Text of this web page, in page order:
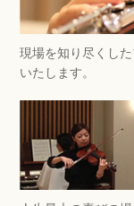
現場を知り尽くし
いたします。